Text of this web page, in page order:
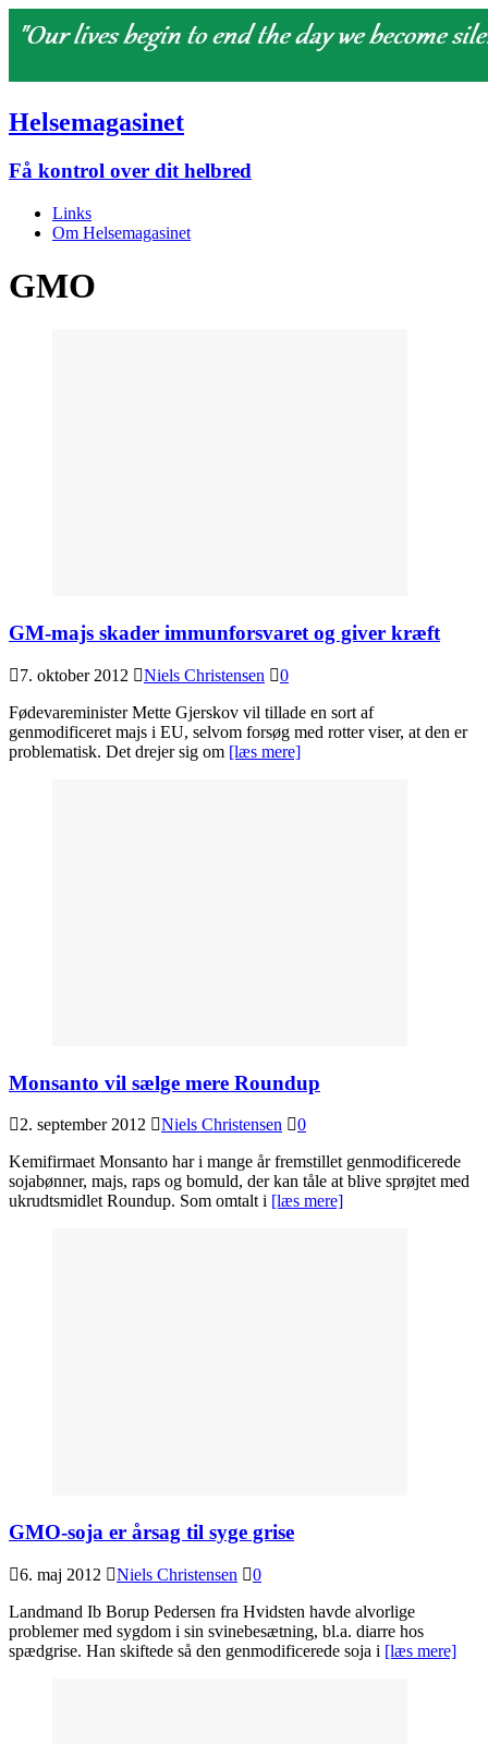
Helsemagasinet
Få kontrol over dit helbred
Links
Om Helsemagasinet
GMO
GM-majs skader immunforsvaret og giver kræft
7. oktober 2012 Niels Christensen
0
Fødevareminister Mette Gjerskov vil tillade en sort af
genmodificeret majs i EU, selvom forsøg med rotter viser, at den er
problematisk. Det drejer sig om [læs mere]
Monsanto vil sælge mere Roundup
2. september 2012 Niels Christensen
0
Kemifirmaet Monsanto har i mange år fremstillet genmodificerede
sojabønner, majs, raps og bomuld, der kan tåle at blive sprøjtet med
ukrudtsmidlet Roundup. Som omtalt i [læs mere]
GMO-soja er årsag til syge grise
6. maj 2012 Niels Christensen
0
Landmand Ib Borup Pedersen fra Hvidsten havde alvorlige
problemer med sygdom i sin svinebesætning, bl.a. diarre hos
spædgrise. Han skiftede så den genmodificerede soja i [læs mere]